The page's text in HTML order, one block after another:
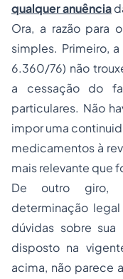
qualquer anuência
Ora, a razão para
simples. Primeiro,
6.360/76) não
a cessação do
particulares. Não
impor uma
medicamentos à
mais relevante que
De outro giro,
determinação
dúvidas sobre sua
disposto na
acima, não parece